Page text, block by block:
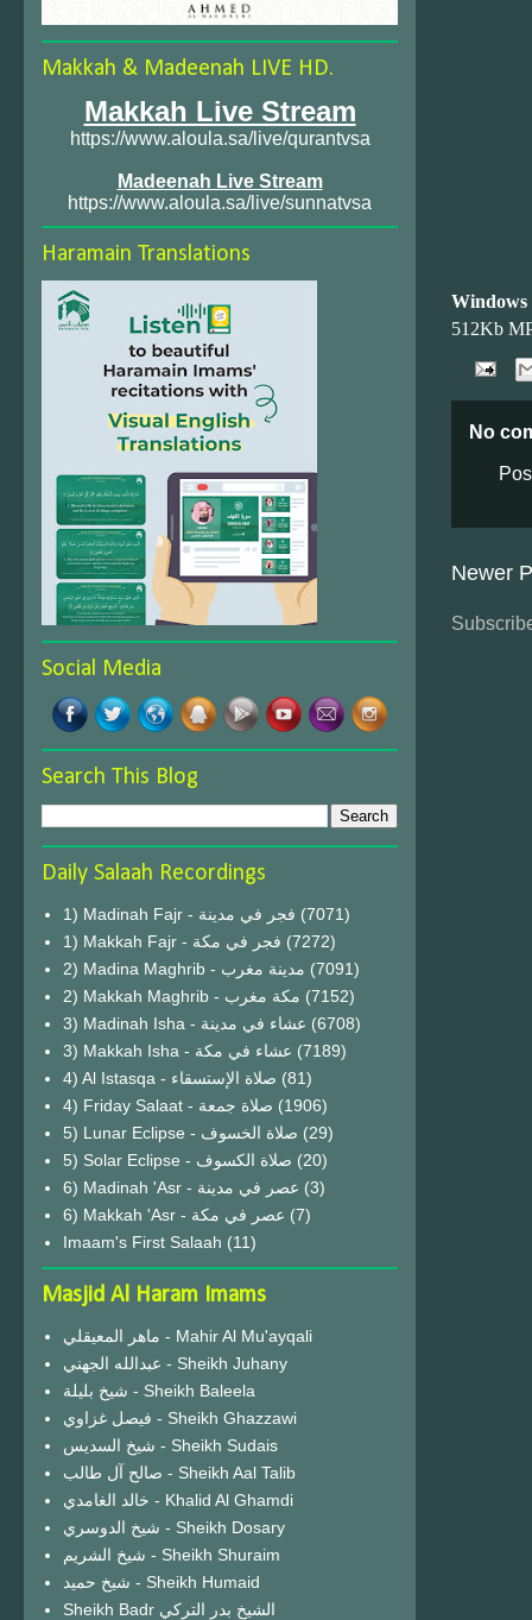
Windows
512Kb
No
Newer
Makkah & Madeenah LIVE HD.
Makkah Live Stream
https://www.aloula.sa/live/qurantvsa
Madeenah Live Stream
https://www.aloula.sa/live/sunnatvsa
Haramain Translations
Social Media
Search This Blog
Daily Salaah Recordings
1) Madinah Fajr - فجر في مدينة (7071)
1) Makkah Fajr - فجر في مكة (7272)
2) Madina Maghrib - مدينة مغرب (7091)
2) Makkah Maghrib - مكة مغرب (7152)
3) Madinah Isha - عشاء في مدينة (6708)
3) Makkah Isha - عشاء في مكة (7189)
4) Al Istasqa - صلاة الإستسقاء (81)
4) Friday Salaat - صلاة جمعة (1906)
5) Lunar Eclipse - صلاة الخسوف (29)
(20)
6) Madinah 'Asr - عصر في مدينة (3)
6) Makkah 'Asr - عصر في مكة (7)
Imaam's First Salaah (11)
Masjid Al Haram Imams
ماهر المعيقلي - Mahir Al Mu'ayqali
عبدالله الجهني - Sheikh Juhany
شيخ بليلة - Sheikh Baleela
فيصل غزاوي - Sheikh Ghazzawi
شيخ السديس - Sheikh Sudais
صالح آل طالب - Sheikh Aal Talib
خالد الغامدي - Khalid Al Ghamdi
شيخ الدوسري - Sheikh Dosary
شيخ الشريم - Sheikh Shuraim
شيخ حميد - Sheikh Humaid
Sheikh Badr الشيخ بدر التركي